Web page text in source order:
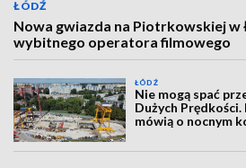
ŁÓDŹ
Nowa gwiazda na Piotrkowskiej w
wybitnego operatora filmowego
ŁÓDŹ
Nie mogą spać
Dużych
mówią o nocnym